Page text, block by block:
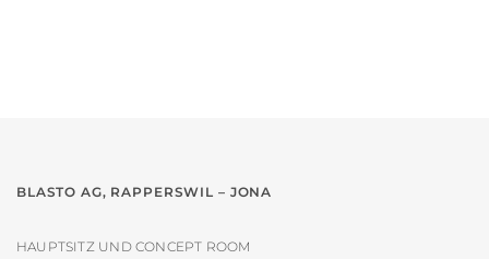
BLASTO AG, RAPPERSWIL – JONA
HAUPTSITZ UND CONCEPT ROOM